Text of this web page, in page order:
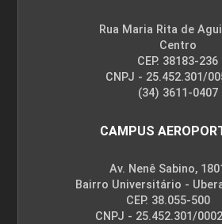
Rua Maria Rita de
Centro
CEP. 38183-236
CNPJ - 25.452.301/
(34) 3611-0407
CAMPUS
Av. Nenê Sabino,
Bairro Universitário -
CEP. 38.055-500
CNPJ - 25.452.301/